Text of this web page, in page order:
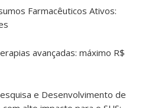
Farmacêuticos Ativos:
avançadas: máximo R$
e Desenvolvimento de